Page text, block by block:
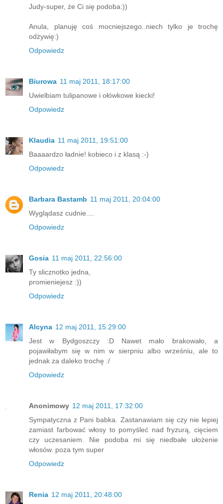
Judy-super, że Ci się podoba:))
Anula, planuję coś mocniejszego..niech tylko je trochę
odżywię:)
Odpowiedz
Biurowa 11 maj 2011, 18:17:00
Uwielbiam tulipanowe i ołówkowe kiecki!
Odpowiedz
Klaudia 11 maj 2011, 19:51:00
Baaaardzo ładnie! kobieco i z klasą :-)
Odpowiedz
Barbara Bastamb 11 maj 2011, 20:04:00
Wyglądasz cudnie....
Odpowiedz
Gosia 11 maj 2011, 22:56:00
Ty slicznotko jedna,
promieniejesz :))
Odpowiedz
Alcyna 12 maj 2011, 15:29:00
Jest w Bydgoszczy :D Nawet mało brakowało, a
pojawiłabym się w nim w sierpniu albo wrześniu, ale to
jednak za daleko trochę :/
Odpowiedz
Anonimowy 12 maj 2011, 17:32:00
Sympatyczna z Pani babka. Zastanawiam się czy nie lepiej
zamiast farbować włosy to pomyśleć nad fryzurą, cięciem
czy uczesaniem. Nie podoba mi się niedbałe ułożenie
włosów. poza tym super
Odpowiedz
Renia 12 maj 2011, 20:48:00